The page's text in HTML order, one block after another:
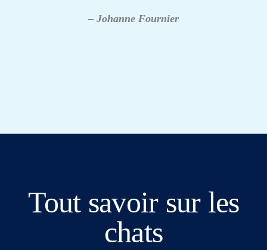
– Johanne Fournier
Tout savoir sur les
chats